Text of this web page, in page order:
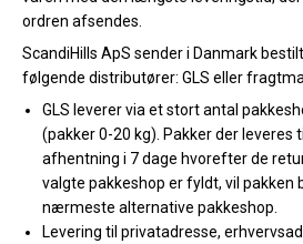
ordren afsendes.
ScandiHills ApS sender i Danmark
følgende distributører: GLS eller
GLS leverer via et stort antal
(pakker 0-20 kg). Pakker der leveres
afhentning i 7 dage hvorefter de
valgte pakkeshop er fyldt, vil pakken
nærmeste alternative pakkeshop.
Levering til privatadresse,